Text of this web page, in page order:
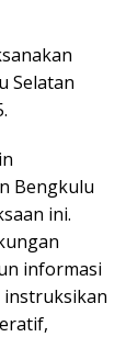
Selatan
Bengkulu
ini.
informasi
instruksikan